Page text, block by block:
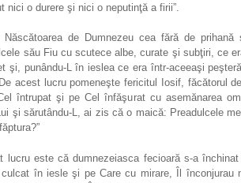
nici o durere şi nici o neputinţă a firii”.
Născătoarea de Dumnezeu cea fără de
său Fiu cu scutece albe, curate şi subţiri, ce
şi, punându-L în ieslea ce era într-aceeaşi
acest lucru pomeneşte fericitul Iosif, făcătorul
întrupat şi pe Cel înfăşurat cu asemănarea
şi sărutându-L, ai zis că o maică: Preadulcele
lucru este că dumnezeiasca fecioară s-a
în iesle şi pe Care cu mirare, Îl înconjurau